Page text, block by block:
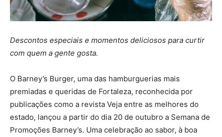
Descontos especiais e momentos deliciosos para curtir
com quem a gente gosta.
O Barney’s Burger, uma das hamburguerias mais
premiadas e queridas de Fortaleza, reconhecida por
publicações como a revista Veja entre as melhores do
estado, lançou a partir do dia 20 de outubro a Semana de
Promoções Barney’s. Uma celebração ao sabor, à boa